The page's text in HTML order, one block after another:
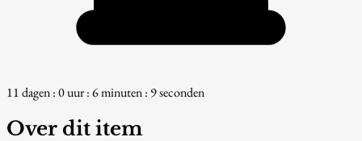
11 dagen : 0 uur : 6 minuten : 8 seconden
Over dit item